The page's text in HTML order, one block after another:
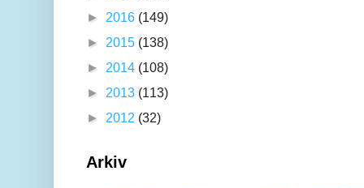
► 2016 (149)
► 2015 (138)
► 2014 (108)
► 2013 (113)
► 2012 (32)
Arkiv